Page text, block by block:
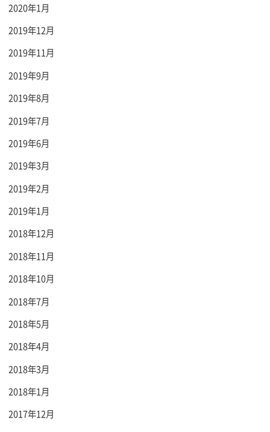
2020年1月
2019年12月
2019年11月
2019年9月
2019年8月
2019年7月
2019年6月
2019年3月
2019年2月
2019年1月
2018年12月
2018年11月
2018年10月
2018年7月
2018年5月
2018年4月
2018年3月
2018年1月
2017年12月